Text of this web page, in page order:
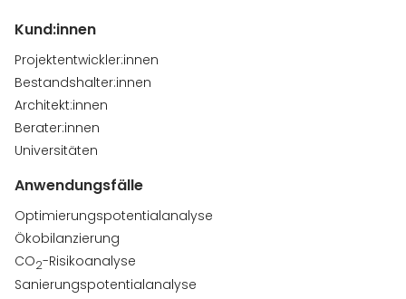
Kund:innen
Projektentwickler:innen
Bestandshalter:innen
Architekt:innen
Berater:innen
Universitäten
Anwendungsfälle
Optimierungspotentialanalyse
Ökobilanzierung
CO2-Risikoanalyse
Sanierungspotentialanalyse